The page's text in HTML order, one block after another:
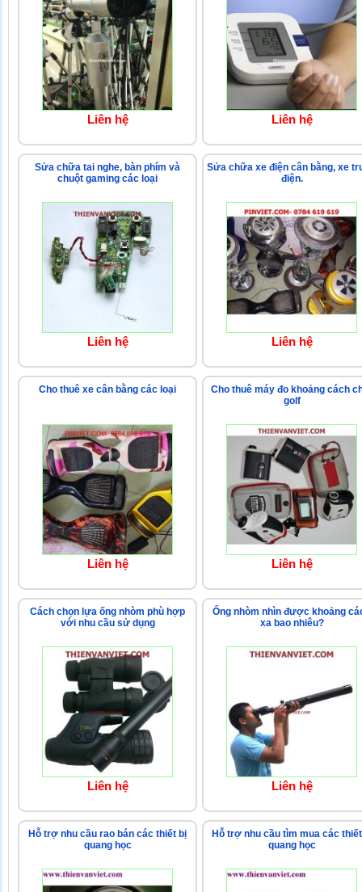
Liên hệ Liên hệ
Sửa chữa tai nghe, bàn phím và
chuột gaming các loại
Liên hệ
Sửa chữa xe điện cân bằng, xe
điện.
Liên hệ
Cho thuê xe cân bằng các loại
Liên hệ
Cho thuê máy đo khoảng cách
golf
Liên hệ
Cách chọn lựa ống nhòm phù hợp
với nhu cầu sử dụng
Liên hệ
Ống nhòm nhìn được khoảng
xa bao nhiêu?
Liên hệ
Hỗ trợ nhu cầu rao bán các thiết bị
quang học
Hỗ trợ nhu cầu tìm mua các
quang học